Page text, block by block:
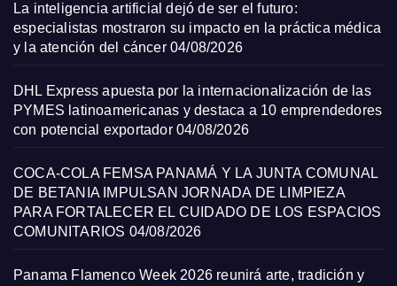
La inteligencia artificial dejó de ser el futuro:
especialistas mostraron su impacto en la práctica médica
y la atención del cáncer 04/08/2026
DHL Express apuesta por la internacionalización de las
PYMES latinoamericanas y destaca a 10 emprendedores
con potencial exportador 04/08/2026
COCA-COLA FEMSA PANAMÁ Y LA JUNTA COMUNAL
DE BETANIA IMPULSAN JORNADA DE LIMPIEZA
PARA FORTALECER EL CUIDADO DE LOS ESPACIOS
COMUNITARIOS 04/08/2026
Panama Flamenco Week 2026 reunirá arte, tradición y